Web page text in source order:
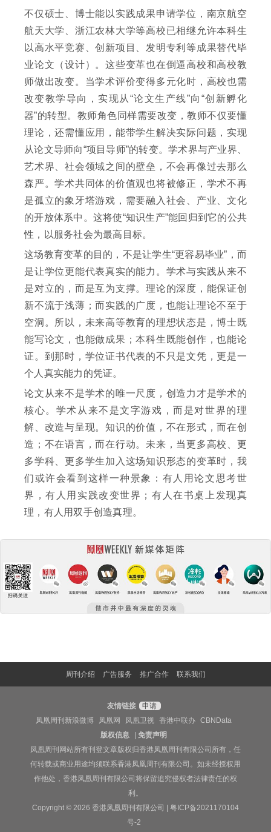
不仅硕士、博士能以实践成果申请学位，南京航空
航天大学、浙江农林大学等高校已相继允许本科生
以高水平竞赛、创新项目、发明专利等成果替代毕
业论文（设计）。这些变革也在倒逼高校和高校教
师做出改变。当学术评价变得多元化时，高校也需
改变教学导向，实现从“论文生产线”向“创新孵化
器”的转型。教师角色同样需要改变，教师不仅要懂
理论，还需懂应用，能带学生解决实际问题，实现
从论文导师向“项目导师”的转变。学术界与产业界、
艺术界、社会领域之间的壁垒，不会再像过去那么
森严。学术共同体的价值观也将被修正，学术不再
是孤立的象牙塔游戏，需要融入社会、产业、文化
的开放体系中。这将使“知识生产”能回归到它的公共
性，以服务社会为最高目标。
这场教育变革的目的，不是让学生“更容易毕业”，而
是让学位更能代表真实的能力。学术与实践从来不
是对立的，而是互为支撑。理论的深度，能保证创
新不流于浅薄；而实践的广度，也能让理论不至于
空洞。所以，未来高等教育的理想状态是，博士既
能写论文，也能做成果；本科生既能创作，也能论
证。到那时，学位证书代表的不只是文凭，更是一
个人真实能力的凭证。
论文从来不是学术的唯一尺度，创造力才是学术的
核心。学术从来不是文字游戏，而是对世界的理
解、改造与呈现。知识的价值，不在形式，而在创
造；不在语言，而在行动。未来，当更多高校、更
多学科、更多学生加入这场知识形态的变革时，我
们或许会看到这样一种景象：有人用论文思考世
界，有人用实践改变世界；有人在书桌上发现真
理，有人用双手创造真理。
周刊介绍 广告服务 推广合作 联系我们
友情链接
申请
凤凰周刊新浪微博
凤凰网 凤凰卫视 香港中联办
CBNData
版权信息
|免责声明
凤凰周刊网站所有刊登文章版权归香港凤凰周刊有限公司所有，任
何转载或商业用途均须联系香港凤凰周刊有限公司。如未经授权用
作他处，香港凤凰周刊有限公司将保留追究侵权者法律责任的权
利。
Copyright © 2026 香港凤凰周刊有限公司 | 粤ICP备2021170104
号-2